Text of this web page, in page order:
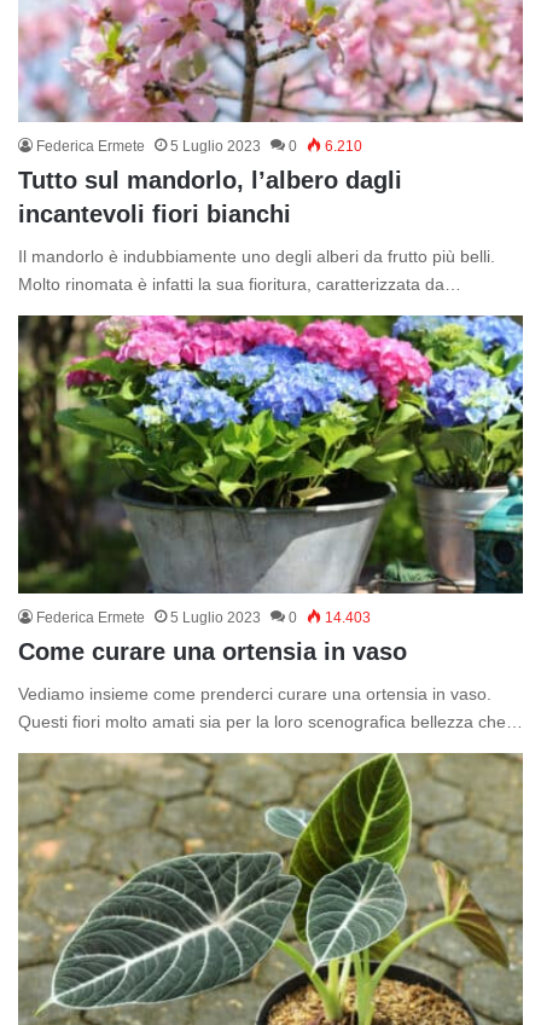
Federica Ermete 5 Luglio 2023 0 6.210
Tutto sul mandorlo, l’albero dagli
incantevoli fiori bianchi
Il mandorlo è indubbiamente uno degli alberi da frutto più belli.
Molto rinomata è infatti la sua fioritura, caratterizzata da…
Federica Ermete 5 Luglio 2023 0 14.403
Come curare una ortensia in vaso
Vediamo insieme come prenderci curare una ortensia in vaso.
Questi fiori molto amati sia per la loro scenografica bellezza che…